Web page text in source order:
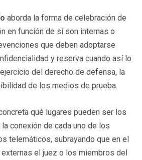
aborda la forma de celebración de
en función de si son internas o
que deben adoptarse
y reserva cuando así lo
del derecho de defensa, la
de los medios de prueba.
qué lugares pueden ser los
conexión de cada uno de los
telemáticos, subrayando que en el
el juez o los miembros del